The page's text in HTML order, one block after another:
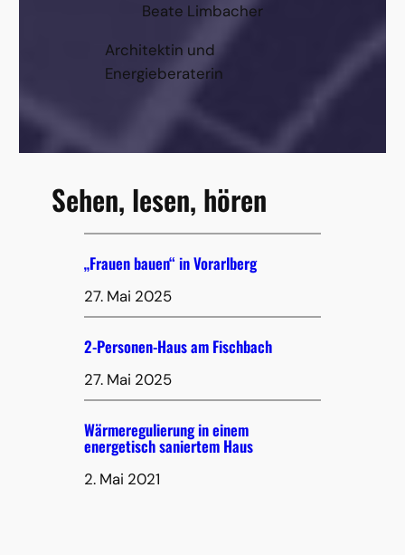
Beate Limbacher
Architektin und
Energieberaterin
Sehen, lesen, hören
„Frauen bauen“ in Vorarlberg
27. Mai 2025
2-Personen-Haus am Fischbach
27. Mai 2025
Wärmeregulierung in einem
energetisch saniertem Haus
2. Mai 2021